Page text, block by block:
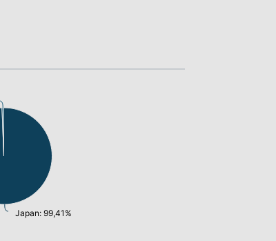
Japan: 99,41%